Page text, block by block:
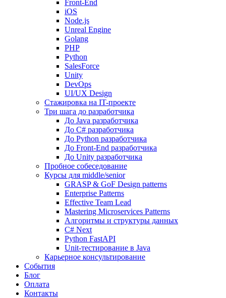
Front-End
iOS
Node.js
Unreal Engine
Golang
PHP
Python
SalesForce
Unity
DevOps
UI/UX Design
Стажировка на IT-проекте
Три шага до разработчика
До Java разработчика
До C# разработчика
До Python разработчика
До Front-End разработчика
До Unity разработчика
Пробное собеседование
Курсы для middle/senior
GRASP & GoF Design patterns
Enterprise Patterns
Effective Team Lead
Mastering Microservices Patterns
Алгоритмы и структуры данных
C# Next
Python FastAPI
Unit-тестирование в Java
Карьерное консультирование
События
Блог
Оплата
Контакты